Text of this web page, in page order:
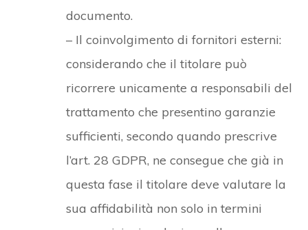
documento.
– Il coinvolgimento di fornitori esterni:
considerando che il titolare può
ricorrere unicamente a responsabili del
trattamento che presentino garanzie
sufficienti, secondo quando prescrive
l’art. 28 GDPR, ne consegue che già in
questa fase il titolare deve valutare la
sua affidabilità non solo in termini